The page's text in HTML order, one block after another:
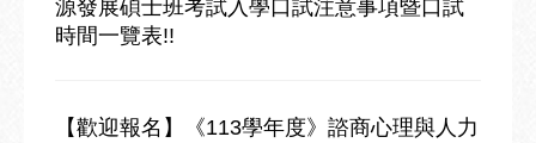
源發展碩士班考試入學口試注意事項暨口試
時間一覽表!!
【歡迎報名】《113學年度》諮商心理與人力